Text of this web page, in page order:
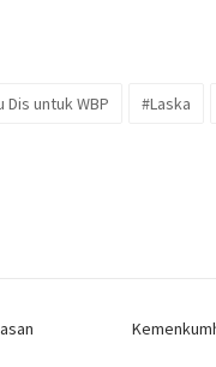
Dis untuk WBP #Laska